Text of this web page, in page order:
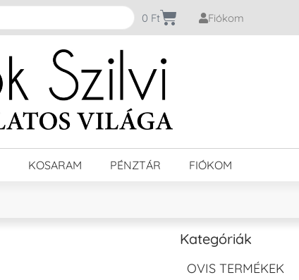
0 Ft Fiókom
KOSARAM PÉNZTÁR FIÓKOM
Kategóriák
OVIS TERMÉKEK